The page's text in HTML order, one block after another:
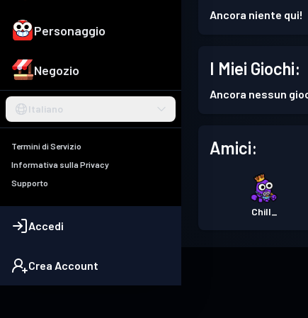
Personaggio
Negozio
Italiano
Termini di Servizio
Informativa sulla Privacy
Supporto
Accedi
Crea Account
Ancora niente qui!
I Miei Giochi:
Ancora nessun
Amici:
Chill_